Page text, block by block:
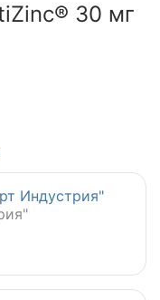
30 мг
Индустрия"